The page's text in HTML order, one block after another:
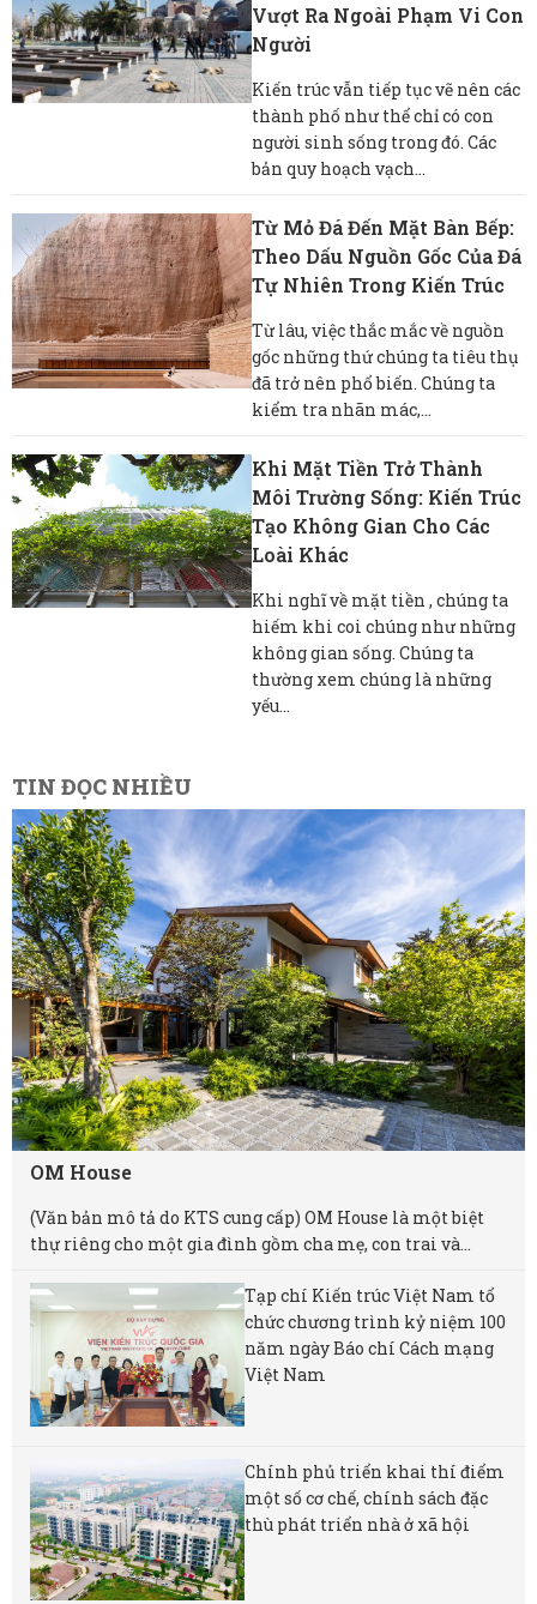
Vượt Ra Ngoài Phạm Vi Con
Người
Kiến trúc vẫn tiếp tục vẽ nên các
thành phố như thể chỉ có con
người sinh sống trong đó. Các
bản quy hoạch vạch...
Từ Mỏ Đá Đến Mặt Bàn Bếp:
Theo Dấu Nguồn Gốc Của Đá
Tự Nhiên Trong Kiến ​​trúc
Từ lâu, việc thắc mắc về nguồn
gốc những thứ chúng ta tiêu thụ
đã trở nên phổ biến. Chúng ta
kiểm tra nhãn mác,...
Khi Mặt Tiền Trở Thành
Môi Trường Sống: Kiến Trúc
Tạo Không Gian Cho Các
Loài Khác
Khi nghĩ về mặt tiền , chúng ta
hiếm khi coi chúng như những
không gian sống. Chúng ta
thường xem chúng là những
yếu...
TIN ĐỌC NHIỀU
OM House
(Văn bản mô tả do KTS cung cấp) OM House là một biệt
thự riêng cho một gia đình gồm cha mẹ, con trai và...
Tạp chí Kiến trúc Việt Nam tổ
chức chương trình kỷ niệm 100
năm ngày Báo chí Cách mạng
Việt Nam
Chính phủ triển khai thí điểm
một số cơ chế, chính sách đặc
thù phát triển nhà ở xã hội